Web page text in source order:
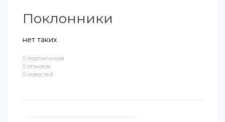
0 подписчиков
0 отзывов
0 новостей
Поклонники
нет таких